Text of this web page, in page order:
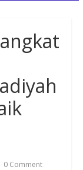
0 Comment